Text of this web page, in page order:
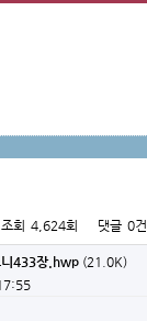
조회 4,624회 댓글 0건
니433장.hwp (21.0K)